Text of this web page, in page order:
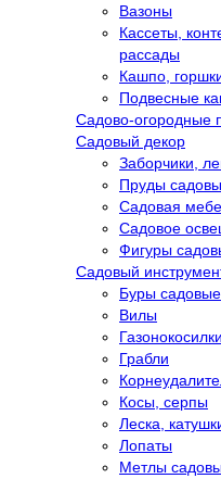
Вазоны
Кассеты,
рассады
Кашпо,
Подвесные
Садово-огородные
Садовый декор
Заборчики,
Пруды
Садовая
Садовое
Фигуры
Садовый
Буры садовые
Вилы
Газонокосилки
Грабли
Косы, серпы
Леска,
Лопаты
Метлы